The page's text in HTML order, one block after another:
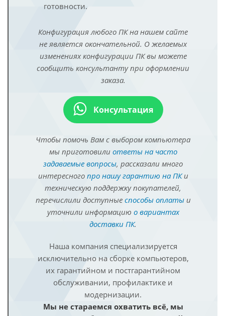
готовности.
Конфигурация любого ПК на нашем сайте
не является окончательной. О желаемых
изменениях конфигурации ПК вы можете
сообщить консультанту при оформлении
заказа.
Консультация
Чтобы помочь Вам с выбором компьютера
мы приготовили ответы на часто
задаваемые вопросы, рассказали много
интересного про нашу гарантию на ПКи
техническую поддержку покупателей,
перечислили доступные способы оплатыи
уточнили информацию о вариантах
доставки ПК.
Наша компания специализируется
исключительно на сборке компьютеров,
их гарантийном и постгарантийном
обслуживании, профилактике и
модернизации.
Мы не стараемся охватить всё, мы